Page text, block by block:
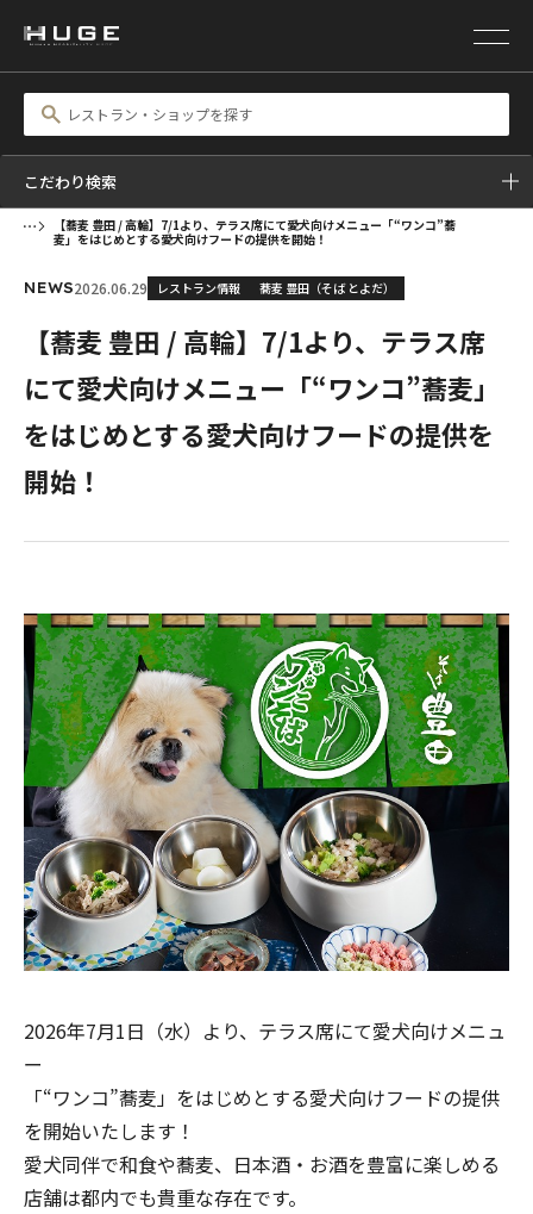
こだわり検索
【蕎麦 豊田 / 高輪】7/1より、テラス席にて愛犬向けメニュー「“ワンコ”蕎
麦」をはじめとする愛犬向けフードの提供を開始！
NEWS2026.06.29 レストラン情報 蕎麦 豊田（そば とよだ）
【蕎麦 豊田 / 高輪】7/1より、テラス席
にて愛犬向けメニュー「“ワンコ”蕎麦」
をはじめとする愛犬向けフードの提供を
開始！
2026年7月1日（水）より、テラス席にて愛犬向けメニュ
ー
「“ワンコ”蕎麦」をはじめとする愛犬向けフードの提供
を開始いたします！
愛犬同伴で和食や蕎麦、日本酒・お酒を豊富に楽しめる
店舗は都内でも貴重な存在です。